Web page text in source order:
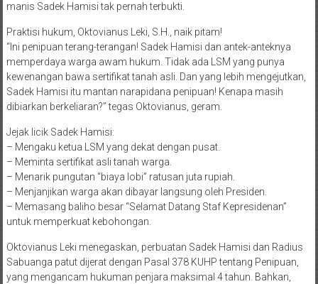
manis Sadek Hamisi tak pernah terbukti.
Praktisi hukum, Oktovianus Leki, S.H., naik pitam!
“Ini penipuan terang-terangan! Sadek Hamisi dan antek-anteknya
memperdaya warga awam hukum. Tidak ada LSM yang punya
kewenangan bawa sertifikat tanah asli. Dan yang lebih mengejutkan,
Sadek Hamisi itu mantan narapidana penipuan! Kenapa masih
dibiarkan berkeliaran?” tegas Oktovianus, geram.
Jejak licik Sadek Hamisi:
– Mengaku ketua LSM yang dekat dengan pusat.
– Meminta sertifikat asli tanah warga.
– Menarik pungutan “biaya lobi” ratusan juta rupiah.
– Menjanjikan warga akan dibayar langsung oleh Presiden.
– Memasang baliho besar “Selamat Datang Staf Kepresidenan”
untuk memperkuat kebohongan.
Oktovianus Leki menegaskan, perbuatan Sadek Hamisi dan Radius
Sabuanga patut dijerat dengan Pasal 378 KUHP tentang Penipuan,
yang mengancam hukuman penjara maksimal 4 tahun. Bahkan,